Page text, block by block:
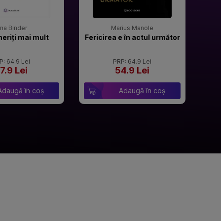
Binder
mai mult
64.9 Lei
Lei
în coș
Marius Manole
Fericirea e în actul următor
PRP: 64.9 Lei
54.9 Lei
Adaugă în coș